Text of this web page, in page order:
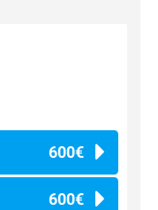
600€
600€